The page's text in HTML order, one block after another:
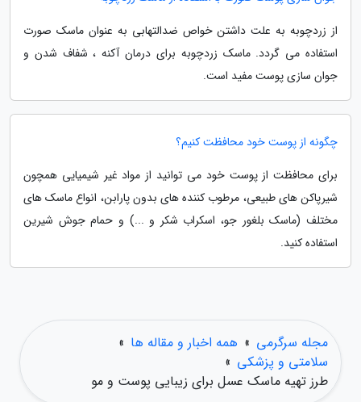
از زردچوبه به علت داشتن خواص ضدالتهابی به عنوان ماسک صورت
استفاده می گردد. ماسک زردچوبه برای درمان آکنه ، شفاف شدن و
جوان سازی پوست مفید است.
چگونه از پوست خود محافظت کنیم؟
برای محافظت از پوست خود می توانید از مواد غیر شیمیایی همچون
شیرپاکن های طبیعی، مرطوب کننده های بدون پارابن، انواع ماسک های
مختلف (ماسک بلغور جو، اسکراب شکر و ...) و حمام جوش شیرین
استفاده کنید.
مجله سرگرمی » همه اخبار و مقاله ها »
سلامتی و پزشکی »
طرز تهیه ماسک عسل برای زیبایی پوست و مو